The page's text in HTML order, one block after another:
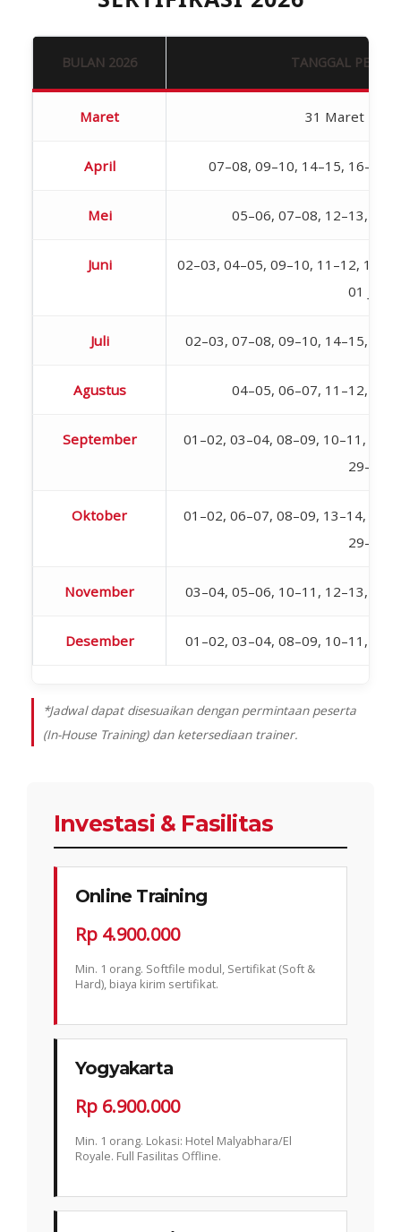
BULAN 2026 TANGGAL
Maret 31 Maret – 01
April 07–08, 09–10, 14–15, 16–17,
Mei 05–06, 07–08, 12–13,
Juni
02–03, 04–05, 09–10, 11–12,
01 Juli
Juli 02–03, 07–08, 09–10, 14–15,
Agustus 04–05, 06–07, 11–12,
September
01–02, 03–04, 08–09, 10–11,
29–30
Oktober
01–02, 06–07, 08–09, 13–14,
29–30
November 03–04, 05–06, 10–11, 12–13,
Desember 01–02, 03–04, 08–09, 10–11,
*Jadwal dapat disesuaikan dengan permintaan peserta
(In-House Training) dan ketersediaan trainer.
Investasi & Fasilitas
Online Training
Rp 4.900.000
Min. 1 orang. Softfile modul, Sertifikat (Soft &
Hard), biaya kirim sertifikat.
Yogyakarta
Rp 6.900.000
Min. 1 orang. Lokasi: Hotel Malyabhara/El
Royale. Full Fasilitas Offline.